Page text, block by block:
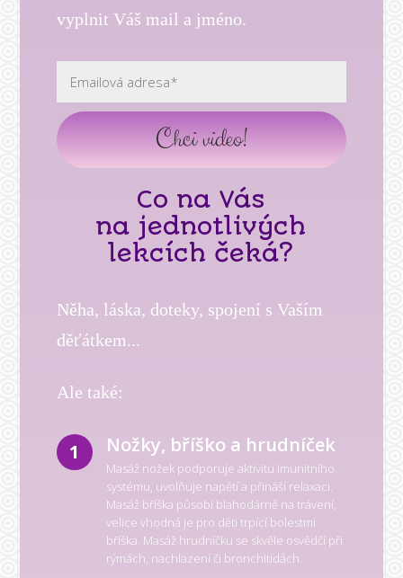
vyplnit Váš mail a jméno.
Chci video!
Co na Vás
na jednotlivých
lekcích čeká?
Něha, láska, doteky, spojení s Vaším
děťátkem...
Ale také:
1 Nožky, bříško a hrudníček
Masáž nožek podporuje aktivitu imunitního
systému, uvolňuje napětí a přináší relaxaci.
Masáž bříška působí blahodárně na trávení,
velice vhodná je pro děti trpící bolestmi
bříška. Masáž hrudníčku se skvěle osvědčí při
rýmách, nachlazení či bronchitidách.